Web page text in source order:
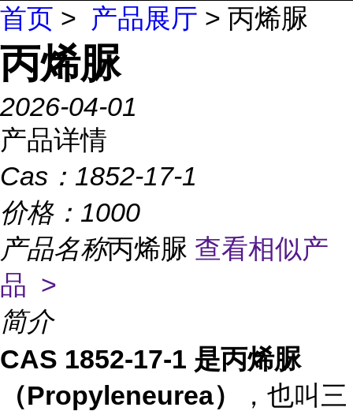
首页 > 产品展厅 > 丙烯脲
丙烯脲
2026-04-01
产品详情
Cas： 1852-17-1
价格： 1000
产品名称丙烯脲 查看相似产
品 >
简介
CAS 1852-17-1 是丙烯脲
（Propyleneurea）
，也叫三